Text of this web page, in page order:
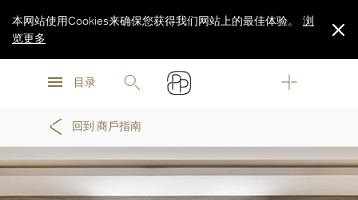
浏
目录
本网站使用Cookies来确保您获得我们网站上的最佳体验。
浏
览更多
回到 商戶指南